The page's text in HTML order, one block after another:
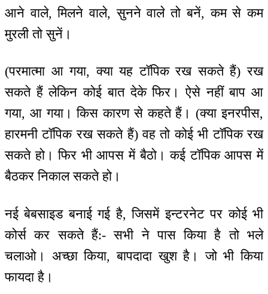
आने वाले, मिलने वाले, सुनने वाले तो बनें, कम से कम
मुरली तो सुनें।
(परमात्मा आ गया, क्या यह टॉपिक रख सकते हैं) रख
सकते हैं लेकिन कोई बात देके फिर। ऐसे नहीं बाप आ
गया, आ गया। किस कारण से कहते हैं। (क्या इनरपीस,
हारमनी टॉपिक रख सकते हैं) वह तो कोई भी टॉपिक रख
सकते हो। फिर भी आपस में बैठो। कई टॉपिक आपस में
बैठकर निकाल सकते हो।
नई बेबसाइड बनाई गई है, जिसमें इन्टरनेट पर कोई भी
कोर्स कर सकते हैं:- सभी ने पास किया है तो भले
चलाओ। अच्छा किया, बापदादा खुश है। जो भी किया
फायदा है।